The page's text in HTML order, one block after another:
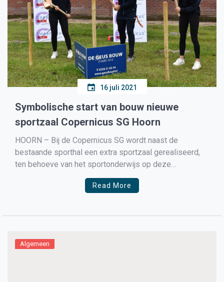
16 juli 2021
Symbolische start van bouw nieuwe
sportzaal Copernicus SG Hoorn
HOORN – Bij de Copernicus SG wordt naast de
bestaande sporthal een extra sportzaal gerealiseerd,
ten behoeve van het sportonderwijs op deze
schoollocatie. De bouwvoorbereiding is grotendeels
gereed en in de week van maandag 19 juli a.s. zullen de
Read More
Algemeen